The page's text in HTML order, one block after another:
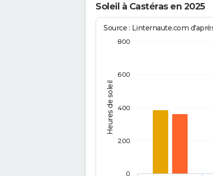
Soleil à Castéras en 2025
Heures de soleil
Source : Linternaute.com
0
200
400
600
800